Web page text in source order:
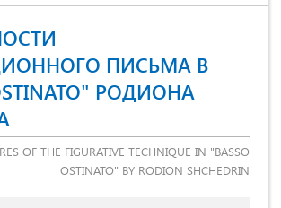
ПИСЬМА В
РОДИОНА
OF THE FIGURATIVE TECHNIQUE IN "BASSO
OSTINATO" BY RODION SHCHEDRIN